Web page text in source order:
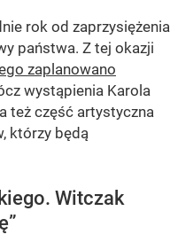
rok od zaprzysiężenia
państwa. Z tej okazji
zaplanowano
wystąpienia Karola
też część artystyczna
którzy będą
Witczak